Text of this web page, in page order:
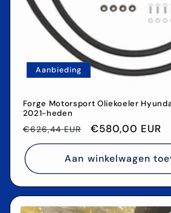
Aanbieding
Forge Motorsport Oliekoeler
2021-heden
Normale
prijs
€626,44 EUR €580,00 EUR
Aan winkelwagen